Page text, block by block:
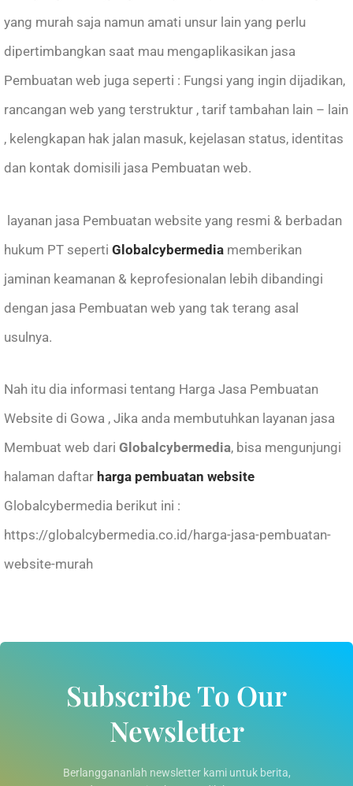
yang murah saja namun amati unsur lain yang perlu
dipertimbangkan saat mau mengaplikasikan jasa
Pembuatan web juga seperti : Fungsi yang ingin dijadikan,
rancangan web yang terstruktur , tarif tambahan lain – lain
, kelengkapan hak jalan masuk, kejelasan status, identitas
dan kontak domisili jasa Pembuatan web.
layanan jasa Pembuatan website yang resmi & berbadan
hukum PT seperti Globalcybermedia memberikan
jaminan keamanan & keprofesionalan lebih dibandingi
dengan jasa Pembuatan web yang tak terang asal
usulnya.
Nah itu dia informasi tentang Harga Jasa Pembuatan
Website di Gowa , Jika anda membutuhkan layanan jasa
Membuat web dari Globalcybermedia, bisa mengunjungi
halaman daftar harga pembuatan website
Globalcybermedia berikut ini :
https://globalcybermedia.co.id/harga-jasa-pembuatan-
website-murah
Subscribe To Our
Newsletter
Berlanggananlah newsletter kami untuk berita,